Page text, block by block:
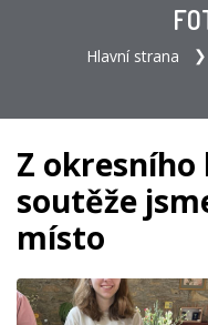
Hlavní strana
Z
soutěže
místo